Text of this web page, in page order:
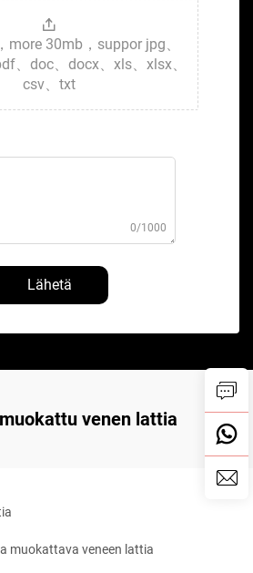
more 30mb，suppor jpg、
、doc、docx、xls、xlsx、
csv、txt
0/1000
Lähetä
venen lattia
muokattava veneen lattia